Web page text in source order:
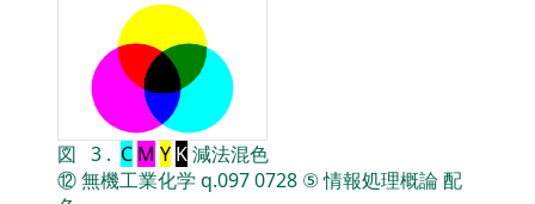
図 3 . C M Y K減法混色
⑫無機工業化学 q.0970728 ⑤情報処理概論配